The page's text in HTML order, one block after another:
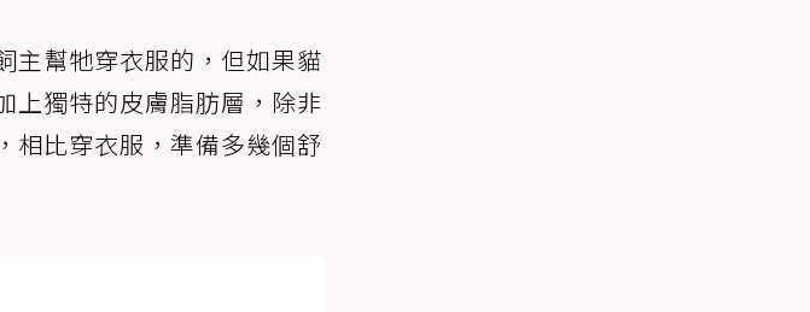
主幫牠穿衣服的，但如果貓
上獨特的皮膚脂肪層，除非
相比穿衣服，準備多幾個舒